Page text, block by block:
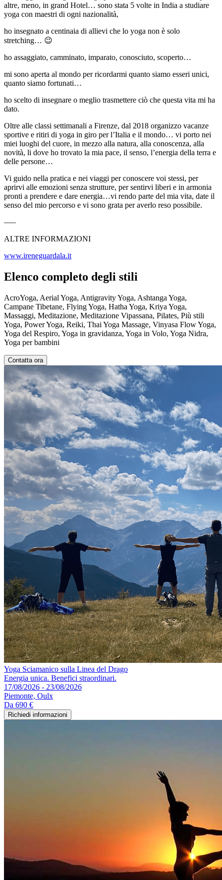
altre, meno, in grand Hotel… sono stata 5 volte in India a studiare
yoga con maestri di ogni nazionalità,
ho insegnato a centinaia di allievi che lo yoga non è solo
stretching… 😉
ho assaggiato, camminato, imparato, conosciuto, scoperto…
mi sono aperta al mondo per ricordarmi quanto siamo esseri unici,
quanto siamo fortunati…
ho scelto di insegnare o meglio trasmettere ciò che questa vita mi ha
dato.
Oltre alle classi settimanali a Firenze, dal 2018 organizzo vacanze
sportive e ritiri di yoga in giro per l’Italia e il mondo… vi porto nei
miei luoghi del cuore, in mezzo alla natura, alla conoscenza, alla
novità, li dove ho trovato la mia pace, il senso, l’energia della terra e
delle persone…
Vi guido nella pratica e nei viaggi per conoscere voi stessi, per
aprirvi alle emozioni senza strutture, per sentirvi liberi e in armonia
pronti a prendere e dare energia…vi rendo parte del mia vita, date il
senso del mio percorso e vi sono grata per averlo reso possibile.
—–
ALTRE INFORMAZIONI
www.ireneguardala.it
Elenco completo degli stili
AcroYoga, Aerial Yoga, Antigravity Yoga, Ashtanga Yoga,
Campane Tibetane, Flying Yoga, Hatha Yoga, Kriya Yoga,
Massaggi, Meditazione, Meditazione Vipassana, Pilates, Più stili
Yoga, Power Yoga, Reiki, Thai Yoga Massage, Vinyasa Flow Yoga,
Yoga del Respiro, Yoga in gravidanza, Yoga in Volo, Yoga Nidra,
Yoga per bambini
Contatta ora
Yoga Sciamanico sulla Linea del Drago
Energia unica. Benefici straordinari.
17/08/2026 - 23/08/2026
Piemonte, Oulx
Da 690 €
Richiedi informazioni